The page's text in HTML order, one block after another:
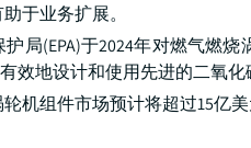
于业务扩展。
局(EPA)于2024年对燃气燃
效地设计和使用先进的二氧化
机组件市场预计将超过15亿